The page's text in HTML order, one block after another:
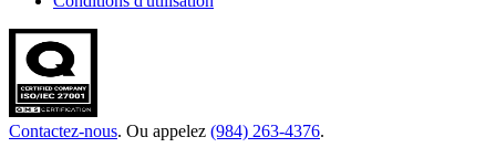
Contactez-nous. Ou appelez (984) 263-4376.